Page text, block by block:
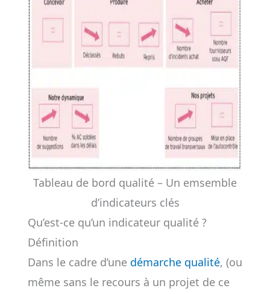
Tableau de bord qualité – Un emsemble
d’indicateurs clés
Qu’est-ce qu’un indicateur qualité ?
Définition
Dans le cadre d’une démarche qualité, (ou
même sans le recours à un projet de ce